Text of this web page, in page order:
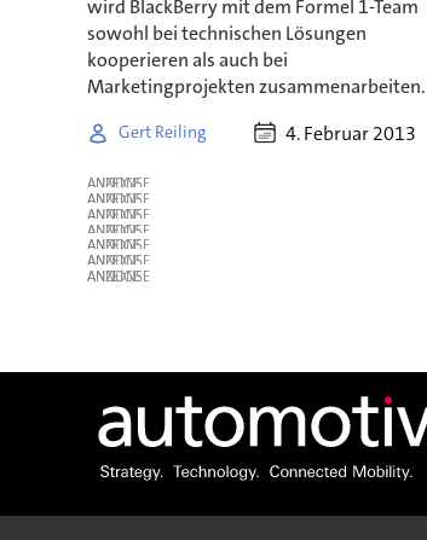
wird BlackBerry mit dem Formel 1-Team
sowohl bei technischen Lösungen
kooperieren als auch bei
Marketingprojekten zusammenarbeiten.
Gert Reiling 4. Februar 2013
ANZEIGE
ANZEIGE
ANZEIGE
ANZEIGE
ANZEIGE
ANZEIGE
ANZEIGE